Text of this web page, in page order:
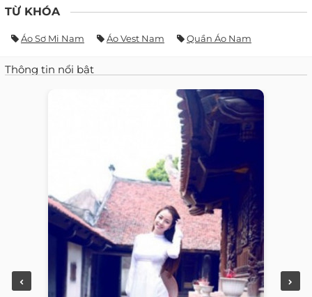
TỪ KHÓA
Áo Sơ Mi Nam Áo Vest Nam Quần Áo Nam
Thông tin nổi bật